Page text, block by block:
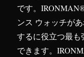
です。
ンス ウォッチが
するに役立つ最
できます。